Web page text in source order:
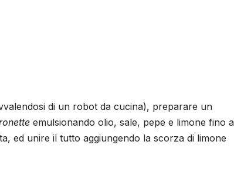
di un robot da cucina), preparare un
emulsionando olio, sale, pepe e limone fino a
ed unire il tutto aggiungendo la scorza di limone